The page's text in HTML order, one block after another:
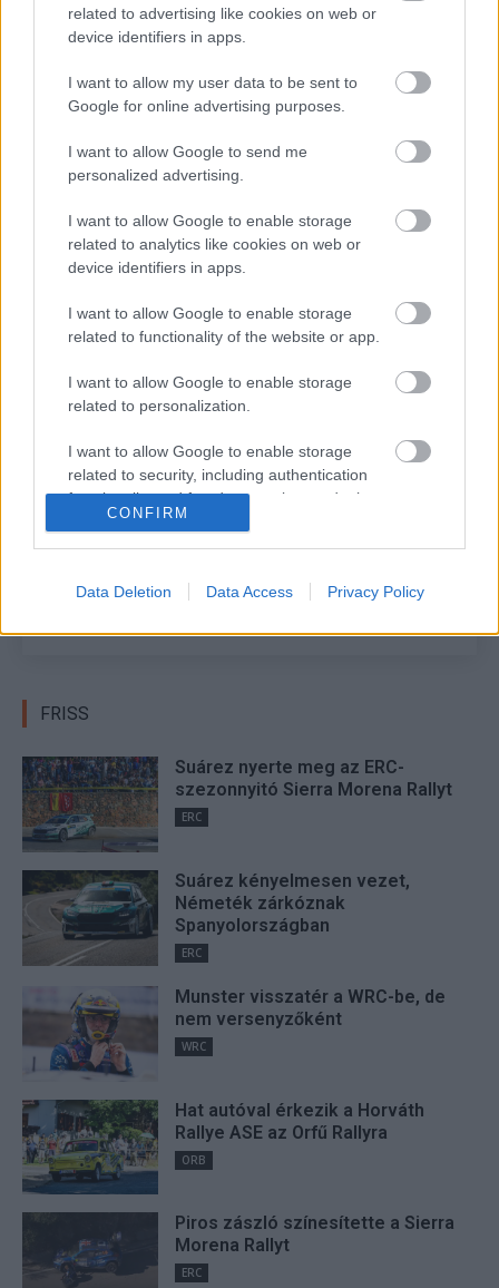
related to advertising like cookies on web or
device identifiers in apps.
I want to allow my user data to be sent to
Google for online advertising purposes.
I want to allow Google to send me
personalized advertising.
I want to allow Google to enable storage
related to analytics like cookies on web or
device identifiers in apps.
I want to allow Google to enable storage
related to functionality of the website or app.
I want to allow Google to enable storage
related to personalization.
I want to allow Google to enable storage
related to security, including authentication
functionality and fraud prevention, and other
user protection.
CONFIRM
Data Deletion Data Access Privacy Policy
váltja őt.
A Red Bull döntése miatt rezeg a léc, hogy mi lesz
Verstappen sorsa, hiszen róla is hosszabb ideje állandó
Tekintve, hogy az elmúlt évek törzsgárdája egyre jobban
széthullik, a négyszeres világbajnok eligazolása is egyre
hihetőbbnek tűnik.
A bikások a sajtóközleményükben megköszönték Horner
munkáját és elismeréssel nyilatkoztak a két évtized alatt
elért eredményeiről, és úgy beszéltek róla, hogy
Facebook X Pinterest
FRISS
Suárez nyerte meg az ERC-
szezonnyitó Sierra Morena Rallyt
ERC
Suárez kényelmesen vezet,
Németék zárkóznak
Spanyolországban
ERC
Munster visszatér a WRC-be, de
nem versenyzőként
WRC
Hat autóval érkezik a Horváth
Rallye ASE az Orfű Rallyra
ORB
Piros zászló színesítette a Sierra
Morena Rallyt
ERC